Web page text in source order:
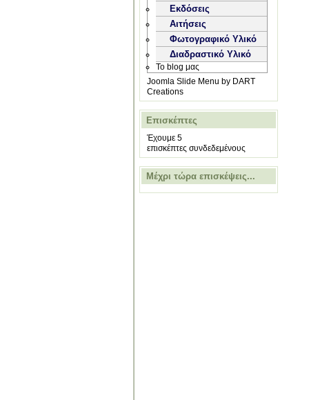
Εκδόσεις
Αιτήσεις
Φωτογραφικό Υλικό
Διαδραστικό Υλικό
Το blog μας
Joomla Slide Menu by DART
Creations
Επισκέπτες
Έχουμε 5
επισκέπτες συνδεδεμένους
Μέχρι τώρα επισκέψεις...